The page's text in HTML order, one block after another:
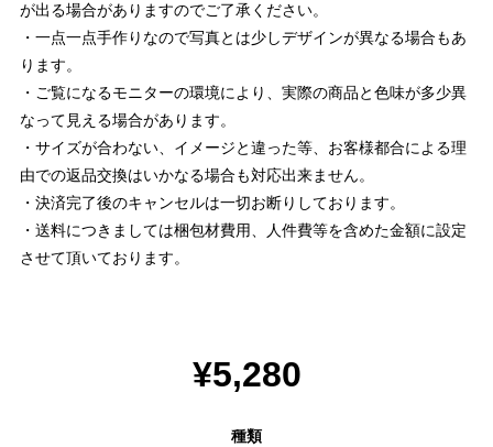
が出る場合がありますのでご了承ください。
・一点一点手作りなので写真とは少しデザインが異なる場合もあ
ります。
・ご覧になるモニターの環境により、実際の商品と色味が多少異
なって見える場合があります。
・サイズが合わない、イメージと違った等、お客様都合による理
由での返品交換はいかなる場合も対応出来ません。
・決済完了後のキャンセルは一切お断りしております。
・送料につきましては梱包材費用、人件費等を含めた金額に設定
させて頂いております。
¥5,280
種類